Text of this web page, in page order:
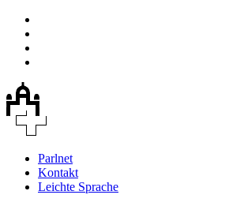
Parlnet
Kontakt
Leichte Sprache